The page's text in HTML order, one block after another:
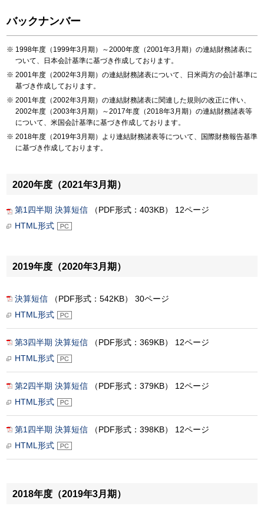
バックナンバー
1998年度（1999年3月期）～2000年度（2001年3月期）の連結財務諸表に
ついて、日本会計基準に基づき作成しております。
2001年度（2002年3月期）の連結財務諸表について、日米両方の会計基準に
基づき作成しております。
2001年度（2002年3月期）の連結財務諸表に関連した規則の改正に伴い、
2002年度（2003年3月期）～2017年度（2018年3月期）の連結財務諸表等
について、米国会計基準に基づき作成しております。
2018年度（2019年3月期）より連結財務諸表等について、国際財務報告基準
に基づき作成しております。
2020年度（2021年3月期）
第1四半期 決算短信 （PDF形式：403KB） 12ページ
HTML形式
2019年度（2020年3月期）
決算短信 （PDF形式：542KB） 30ページ
HTML形式
第3四半期 決算短信 （PDF形式：369KB） 12ページ
HTML形式
第2四半期 決算短信 （PDF形式：379KB） 12ページ
HTML形式
第1四半期 決算短信 （PDF形式：398KB） 12ページ
HTML形式
2018年度（2019年3月期）